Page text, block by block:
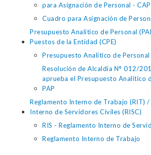
para Asignación de Personal - CAP
Cuadro para Asignación de
Presupuesto Analítico de Personal
Puestos de la Entidad (CPE)
Presupuesto Analítico de
Resolución de Alcaldía N° 012/
aprueba el Presupuesto Analítico
PAP
Reglamento Interno de Trabajo (RIT) /
Interno de Servidores Civiles (RISC)
RIS - Reglamento Interno de
Reglamento Interno de Trabajo